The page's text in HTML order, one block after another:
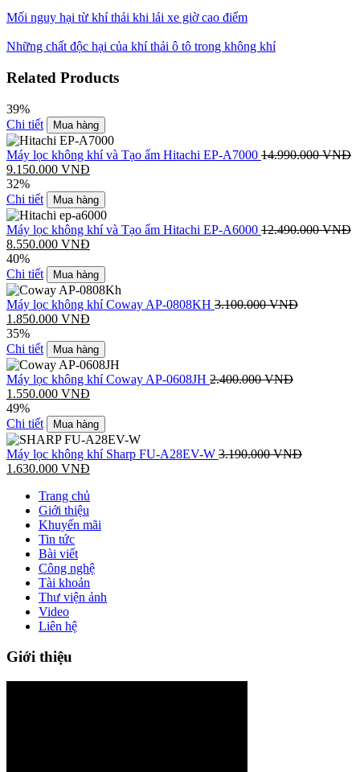
Mối nguy hại từ khí thải khi lái xe giờ cao điểm
Những chất độc hại của khí thải ô tô trong không khí
Related Products
39%
Chi tiết
Mua hàng
Máy lọc không khí và Tạo ẩm Hitachi EP-A7000 14.990.000VNĐ
9.150.000 VNĐ
32%
Chi tiết
Mua hàng
Máy lọc không khí và Tạo ẩm Hitachi EP-A6000 12.490.000VNĐ
8.550.000 VNĐ
40%
Chi tiết
Mua hàng
Máy lọc không khí Coway AP-0808KH 3.100.000VNĐ
1.850.000 VNĐ
35%
Chi tiết
Mua hàng
Máy lọc không khí Coway AP-0608JH 2.400.000VNĐ
1.550.000 VNĐ
49%
Chi tiết
Mua hàng
Máy lọc không khí Sharp FU-A28EV-W 3.190.000VNĐ
1.630.000 VNĐ
Trang chủ
Giới thiệu
Khuyến mãi
Tin tức
Bài viết
Công nghệ
Tài khoản
Thư viện ảnh
Video
Liên hệ
Giới thiệu